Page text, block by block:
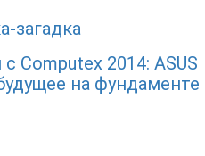
загадка
Computex 2014: ASUS
на фундаменте